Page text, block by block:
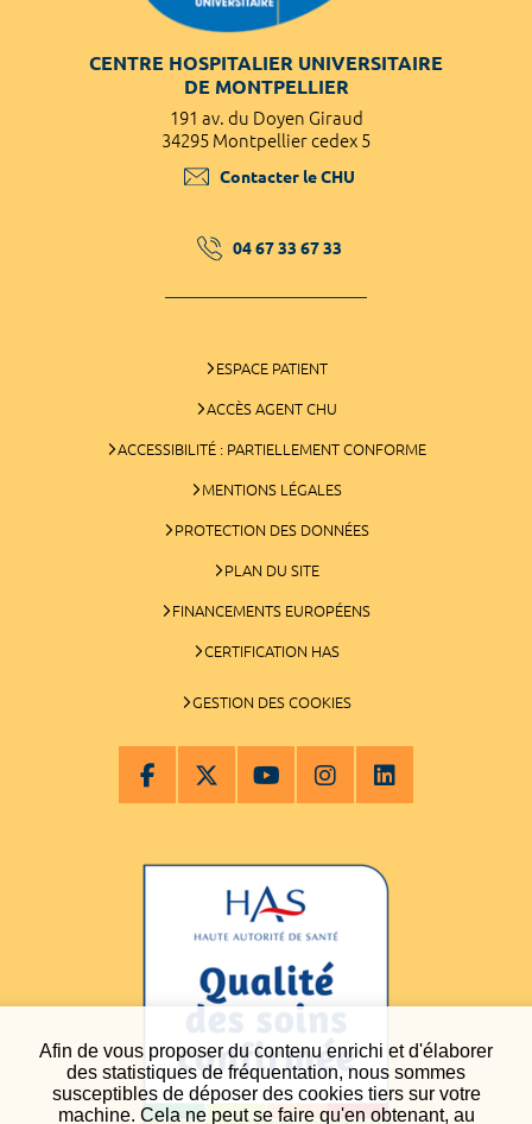
Afin de vous proposer du contenu enrichi et d'élaborer
des statistiques de fréquentation, nous sommes
susceptibles de déposer des cookies tiers sur votre
machine. Cela ne peut se faire qu'en obtenant, au
CENTRE HOSPITALIER UNIVERSITAIRE
DE MONTPELLIER
191 av. du Doyen Giraud
34295 Montpellier cedex 5
Contacter le CHU
04 67 33 67 33
ESPACE PATIENT
ACCÈS AGENT CHU
ACCESSIBILITÉ : PARTIELLEMENT CONFORME
MENTIONS LÉGALES
PROTECTION DES DONNÉES
PLAN DU SITE
FINANCEMENTS EUROPÉENS
CERTIFICATION HAS
GESTION DES COOKIES